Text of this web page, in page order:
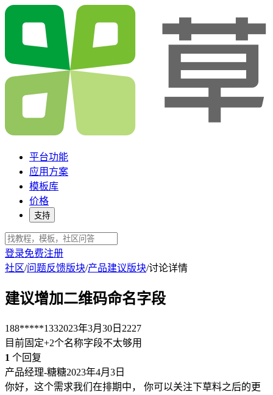
平台功能
应用方案
模板库
价格
支持
登录免费注册
社区/问题反馈版块/产品建议版块/讨论详情
建议增加二维码命名字段
188*****1332023年3月30日 2227
目前固定+2个名称字段不太够用
1 个回复
产品经理-糖糖2023年4月3日
你好，这个需求我们在排期中， 你可以关注下草料之后的更